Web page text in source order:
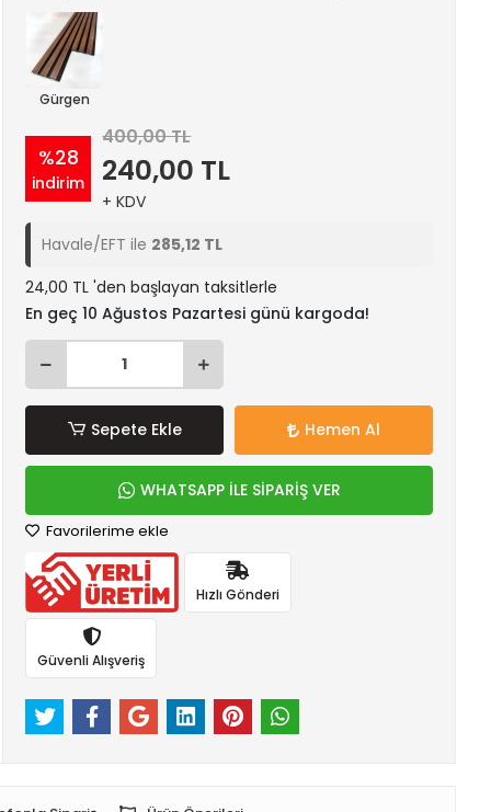
Gürgen
%28
indirim
400,00 TL
240,00 TL
+ KDV
Havale/EFT ile 285,12 TL
24,00 TL 'den başlayan taksitlerle
En geç 10 Ağustos Pazartesi günü kargoda!
Sepete Ekle Hemen Al
WHATSAPP İLE SİPARİŞ VER
Favorilerime ekle
Hızlı Gönderi
Güvenli Alışveriş